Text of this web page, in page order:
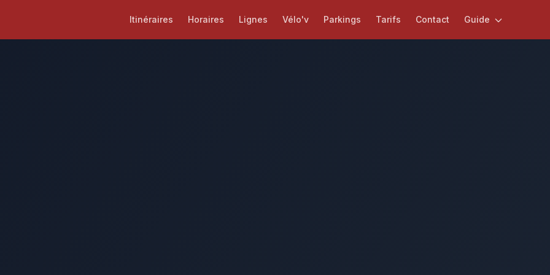
Itinéraires Horaires Lignes Vélo'v Parkings Tarifs Contact Guide